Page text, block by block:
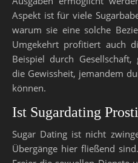
Aspekt ist für viele
warum sie eine solche
Umgekehrt profitiert auch
Beispiel durch Gesellschaft,
die Gewissheit, jemandem
können.
Ist Sugardating
Sugar Dating ist nicht
Übergänge hier fließend